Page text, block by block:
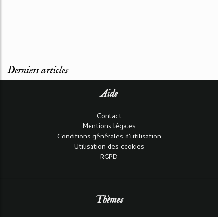
Derniers articles
Aide
Contact
Mentions légales
Conditions générales d'utilisation
Utilisation des cookies
RGPD
Thèmes